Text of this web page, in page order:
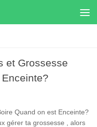
et Grossesse
Quand on est Enceinte?
gérer ta grossesse , alors